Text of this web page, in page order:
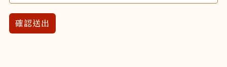
確認送出